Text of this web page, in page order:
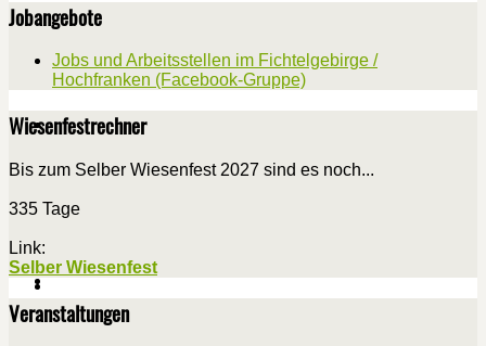
Jobangebote
Jobs und Arbeitsstellen im Fichtelgebirge /
Hochfranken (Facebook-Gruppe)
Wiesenfestrechner
Bis zum Selber Wiesenfest 2027 sind es noch...
335 Tage
Link:
Selber Wiesenfest
Veranstaltungen